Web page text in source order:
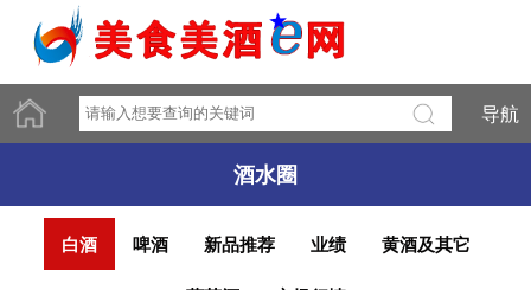
导航
酒水圈
白酒 啤酒 新品推荐 业绩 黄酒及其它